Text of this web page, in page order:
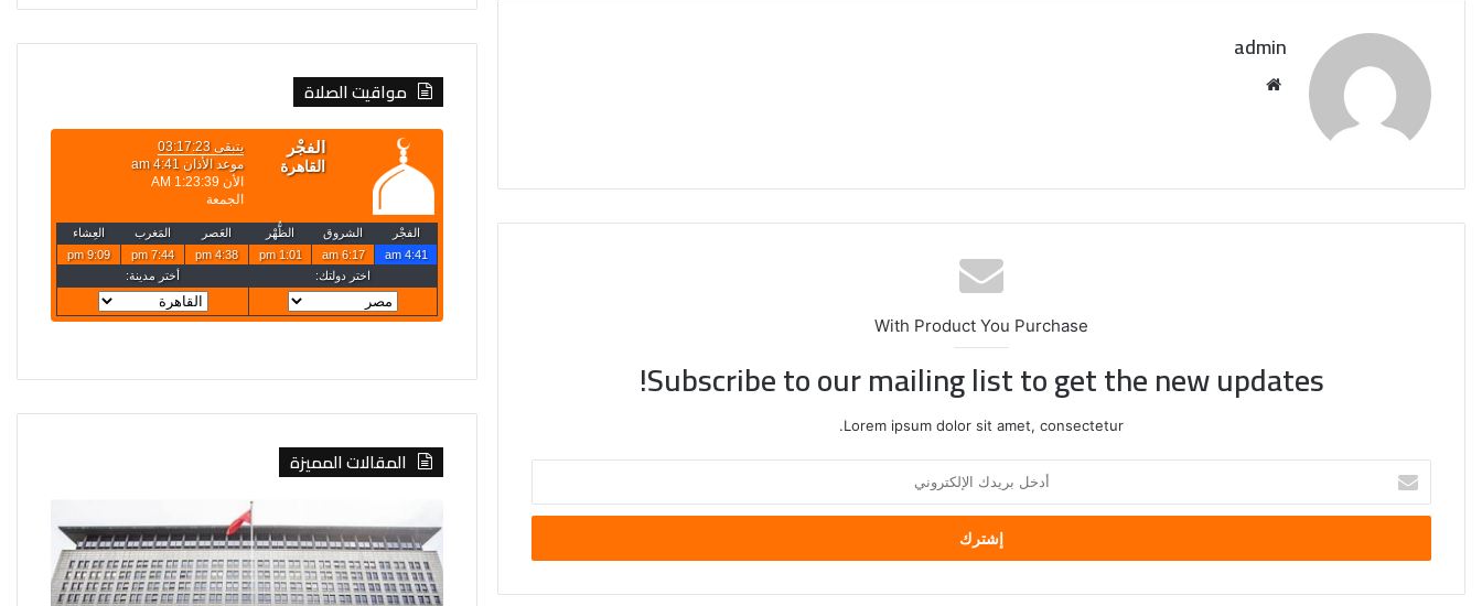
admin
With Product You Purchase
Subscribe to our mailing list to get the new updates!
Lorem ipsum dolor sit amet, consectetur.
بريدك
الإلكتروني
مواقيت الصلاة
المقالات المميزة
إيران:
محافظة
تفرض
إجراءات
مضادة
على
4
سفن